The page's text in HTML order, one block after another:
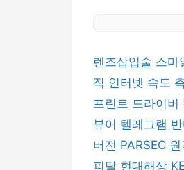
렌즈삽입술 스마
직 인터넷 속도
프린트 드라이버
뷰어 텔레그램
버전 PARSEC
피탈 현대해상